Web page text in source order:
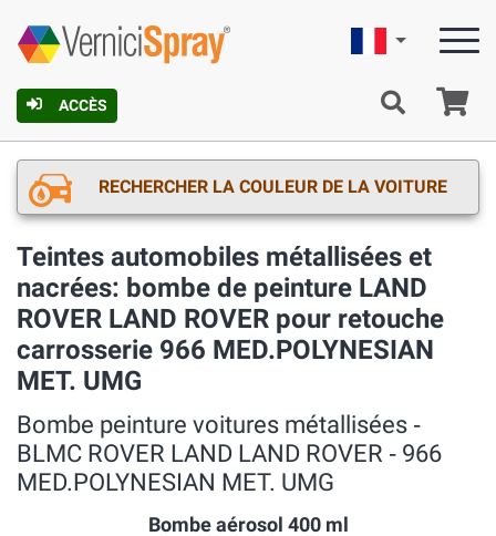
ACCÈS
Française
RECHERCHER LA COULEUR DE LA VOITURE
Teintes automobiles métallisées et
nacrées: bombe de peinture LAND
ROVER LAND ROVER pour retouche
carrosserie 966 MED.POLYNESIAN
MET. UMG
Bombe peinture voitures métallisées ‐
BLMC ROVER LAND LAND ROVER ‐ 966
MED.POLYNESIAN MET. UMG
Bombe aérosol 400 ml